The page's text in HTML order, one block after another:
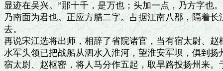
显迹在吴兴。”那十千，是万也；头加一点，乃方字也
乃南面为君也。正应方腊二字。占据江南八郡，隔着
去。
再说宋江选将出师，相辞了省院诸官，当有宿太尉、
水军头领已把战船从泗水入淮河，望淮安军坝，俱到
宿太尉、赵枢密，将人马分作五起，取旱路投扬州来